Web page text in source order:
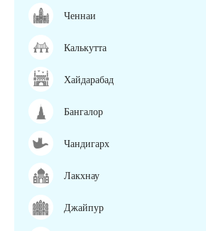
Ченнаи
Калькутта
Хайдарабад
Бангалор
Чандигарх
Лакхнау
Джайпур